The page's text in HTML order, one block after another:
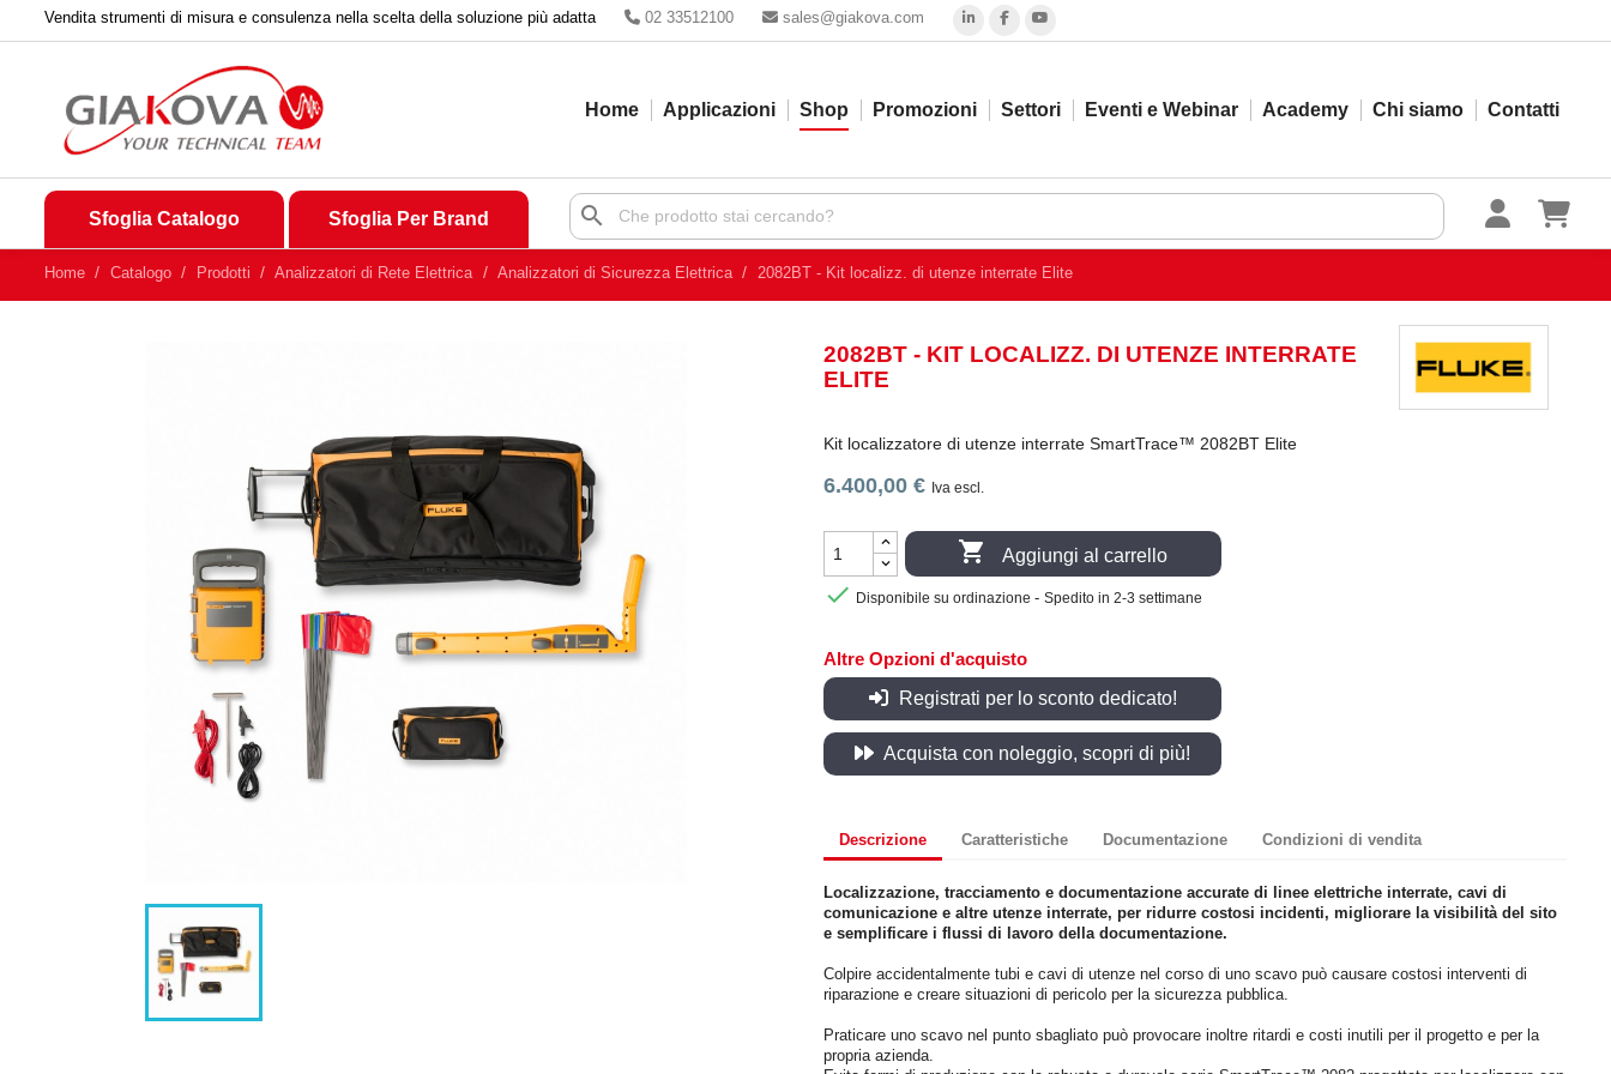
Vendita strumenti di misura e consulenza nella scelta della soluzione più adatta 02 33512100 sales@giakova.com
Home Applicazioni Shop Promozioni Settori Eventi e Webinar Academy Chi siamo Contatti
Sfoglia Catalogo Sfoglia Per Brand search
Home Catalogo Prodotti Analizzatori di Rete Elettrica Analizzatori di Sicurezza Elettrica 2082BT - Kit localizz. di utenze interrate Elite
2082BT - KIT LOCALIZZ. DI UTENZE INTERRATE
ELITE
Kit localizzatore di utenze interrate SmartTrace™ 2082BT Elite
6.400,00 € Iva escl.
 Aggiungi al carrello
 Disponibile su ordinazione - Spedito in 2-3 settimane
Altre Opzioni d'acquisto
Registrati per lo sconto dedicato!
Acquista con noleggio, scopri di più!
Descrizione Caratteristiche Documentazione Condizioni di vendita
Localizzazione, tracciamento e documentazione accurate di linee elettriche interrate, cavi di
comunicazione e altre utenze interrate, per ridurre costosi incidenti, migliorare la visibilità del sito
e semplificare i flussi di lavoro della documentazione.
Colpire accidentalmente tubi e cavi di utenze nel corso di uno scavo può causare costosi interventi di
riparazione e creare situazioni di pericolo per la sicurezza pubblica.
Praticare uno scavo nel punto sbagliato può provocare inoltre ritardi e costi inutili per il progetto e per la
propria azienda.